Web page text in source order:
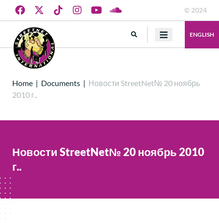
© 2024
ENGLISH
Home | Documents | Новости StreetNet№ 20 ноябрь
2010 г..
Новости StreetNet№ 20 ноябрь 2010
г..